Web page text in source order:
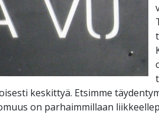
keskittyä. Etsimme
on parhaimmillaan